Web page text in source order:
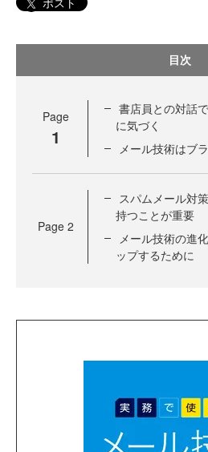
目次
Page
1
書店員との対話
に気づく
メール技術はブ
Page 2
スパムメール対
持つことが重要
メール技術の進
ップするために